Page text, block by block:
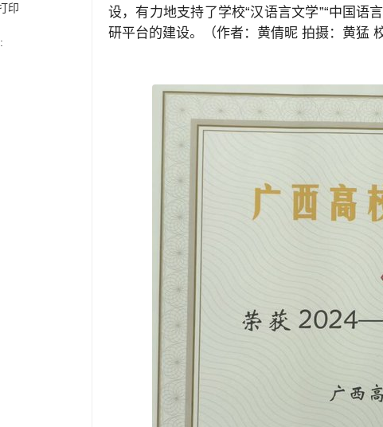
印
设，有力地支持了学校“汉语言文学”“中国语
研平台的建设。（作者：黄倩昵 拍摄：黄猛